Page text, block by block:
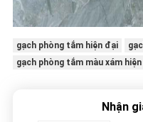
gạch phòng tắm hiện đại
gạch phòng tắm màu xám
Nhận